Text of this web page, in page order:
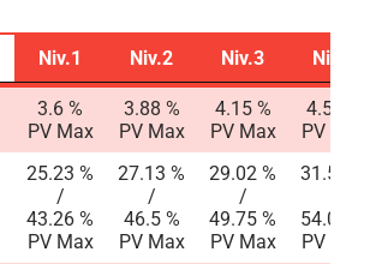
Niv.1 Niv.2 Niv.3
Niv.4
Niv.1
Niv.2 Niv.3 Niv.4
3.6 %
PV Max
3.88 %
PV Max
4.15 %
PV Max
4.51 %
PV Max
25.23 %
/
43.26 %
PV Max
27.13 %
/
46.5 %
PV Max
29.02 %
/
49.75 %
PV Max
31.54 %
54.07 %
PV Max